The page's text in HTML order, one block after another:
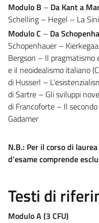
Modulo B – Da Kant a
Schelling – Hegel – La
Modulo C – Da
Schopenhauer –
Bergson – Il pragmatismo
e il neoidealismo italiano
di Husserl –
di Sartre – Gli sviluppi
di Francoforte – Il
Gadamer
N.B.: Per il corso di
d’esame comprende
Testi di
Modulo A (3 CFU)